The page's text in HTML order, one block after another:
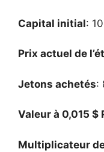
Capital initial:
Prix ​​​​actuel de
Jetons achetés:
Valeur à 0,015 $
Multiplicateur